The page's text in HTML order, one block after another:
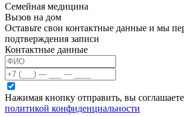
Семейная медицина
Вызов на дом
Оставьте свои контактные данные и мы
подтверждения записи
Контактные данные
Нажимая кнопку отправить, вы
политикой конфиденциальности